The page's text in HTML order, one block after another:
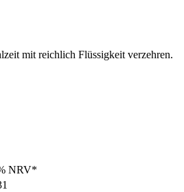
mit reichlich Flüssigkeit verzehren.
NRV*